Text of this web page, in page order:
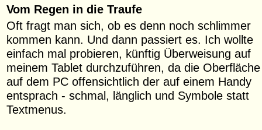
Vom Regen in die Traufe
Oft fragt man sich, ob es denn noch schlimmer
kommen kann. Und dann passiert es. Ich wollte
einfach mal probieren, künftig Überweisung auf
meinem Tablet durchzuführen, da die Oberfläche
auf dem PC offensichtlich der auf einem Handy
entsprach - schmal, länglich und Symbole statt
Textmenus.